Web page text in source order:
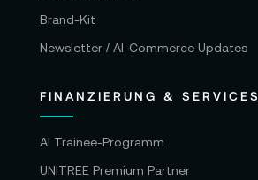
Brand-Kit
Newsletter / AI-Commerce Updates
FINANZIERUNG & SERVICES
AI Trainee-Programm
UNITREE Premium Partner